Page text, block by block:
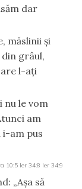
dar
măslinii şi
grâul,
l-aţi
nu le vom
am
am pus
10:5 Ier 34:8 Ier 34:9
„Aşa să